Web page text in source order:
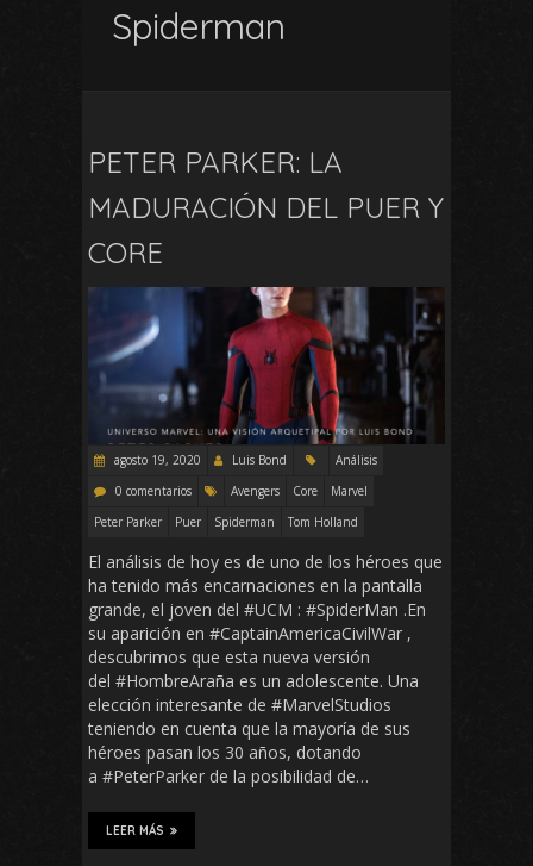
Spiderman
PETER PARKER: LA
MADURACIÓN DEL PUER Y
CORE
agosto 19, 2020 Luis Bond
Análisis
0 comentarios
Avengers Core
Marvel
Peter Parker
Puer Spiderman Tom Holland
El análisis de hoy es de uno de los héroes que
ha tenido más encarnaciones en la pantalla
grande, el joven del #UCM : #SpiderMan .En
su aparición en #CaptainAmericaCivilWar ,
descubrimos que esta nueva versión
del #HombreAraña es un adolescente. Una
elección interesante de #MarvelStudios
teniendo en cuenta que la mayoría de sus
héroes pasan los 30 años, dotando
a #PeterParker de la posibilidad de…
LEER MÁS